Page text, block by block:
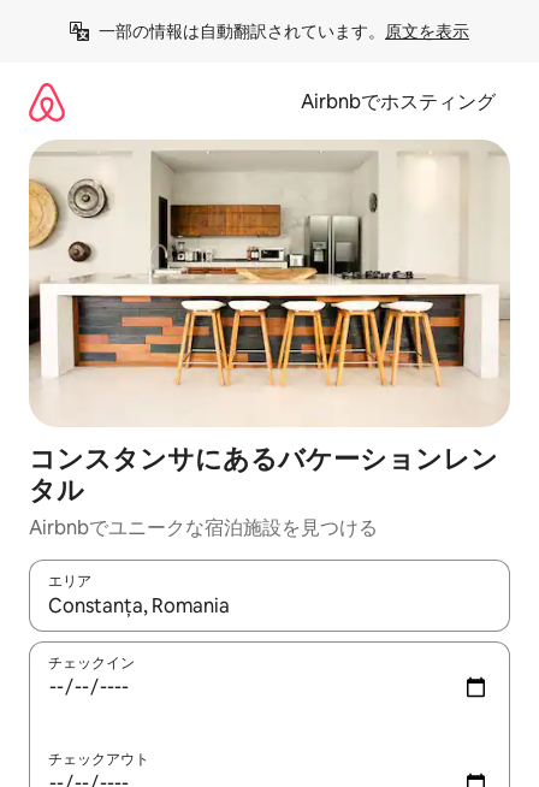
一部の情報は自動翻訳されています。 原文を表示
Airbnbでホスティング
コンスタンサにあるバケーションレン
タル
Airbnbでユニークな宿泊施設を見つける
エリア
検索結果が表示されたら、上下の矢印キーを使って移動するか
チェックイン
チェックアウト